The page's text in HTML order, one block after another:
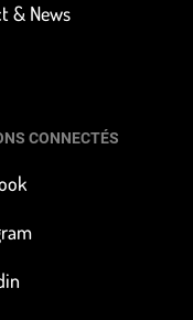
& News
CONNECTÉS